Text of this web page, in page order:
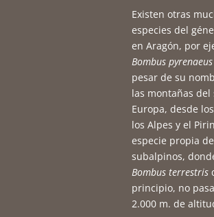
Existen otras
especies del
en Aragón, por
Bombus pyrenaeus
pesar de su
las montañas del
Europa, desde
los Alpes y el
especie propia
subalpinos,
Bombus terrestris
principio, no
2.000 m. de